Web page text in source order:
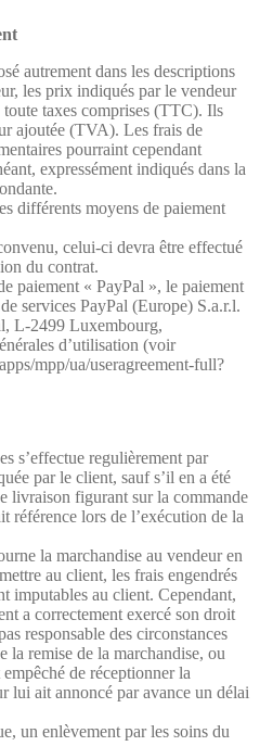
autrement dans les descriptions
les prix indiqués par le vendeur
taxes comprises (TTC). Ils
ajoutée (TVA). Les frais de
pourraint cependant
expressément indiqués dans la
différents moyens de paiement
celui-ci devra être effectué
du contrat.
paiement « PayPal », le paiement
services PayPal (Europe) S.a.r.l.
L-2499 Luxembourg,
d’utilisation (voir
mpp/ua/useragreement-full?
s’effectue regulièrement par
par le client, sauf s’il en a été
livraison figurant sur la commande
référence lors de l’exécution de la
la marchandise au vendeur en
au client, les frais engendrés
imputables au client. Cependant,
a correctement exercé son droit
responsable des circonstances
la remise de la marchandise, ou
de réceptionner la
lui ait annoncé par avance un délai
un enlèvement par les soins du